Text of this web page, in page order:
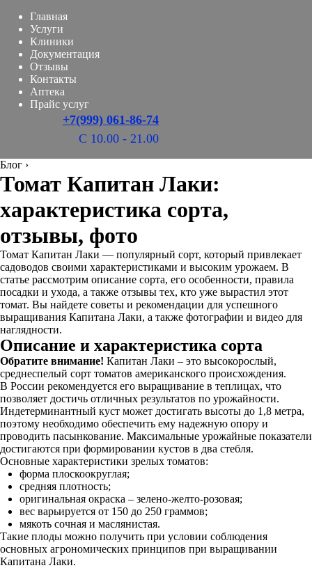
Главная
Услуги
Клиники
Документация
Отзывы
Контакты
Аптека
Прайс услуг
+7(999) 061-86-74
С 10.00 - 21.00
Блог ›
Томат Капитан Лаки:
характеристика сорта,
отзывы, фото
Томат Капитан Лаки — популярный сорт, который привлекает
садоводов своими характеристиками и высоким урожаем. В
статье рассмотрим описание сорта, его особенности, правила
посадки и ухода, а также отзывы тех, кто уже вырастил этот
томат. Вы найдете советы и рекомендации для успешного
выращивания Капитана Лаки, а также фотографии и видео для
наглядности.
Описание и характеристика сорта
Обратите внимание! Капитан Лаки – это высокорослый,
среднеспелый сорт томатов американского происхождения.
В России рекомендуется его выращивание в теплицах, что
позволяет достичь отличных результатов по урожайности.
Индетерминантный куст может достигать высоты до 1,8 метра,
поэтому необходимо обеспечить ему надежную опору и
проводить пасынкование. Максимальные урожайные показатели
достигаются при формировании кустов в два стебля.
Основные характеристики зрелых томатов:
форма плоскоокруглая;
средняя плотность;
оригинальная окраска – зелено-желто-розовая;
вес варьируется от 150 до 250 граммов;
мякоть сочная и маслянистая.
Такие плоды можно получить при условии соблюдения
основных агрономических принципов при выращивании
Капитана Лаки.